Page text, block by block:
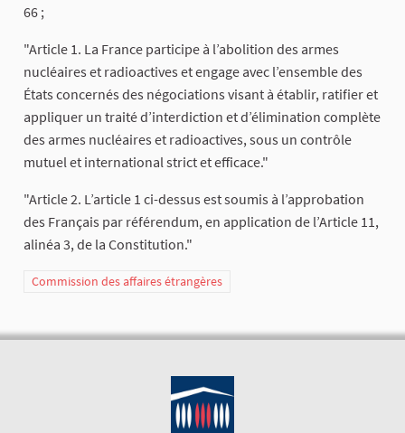
66 ;
"Article 1. La France participe à l’abolition des armes
nucléaires et radioactives et engage avec l’ensemble des
États concernés des négociations visant à établir, ratifier et
appliquer un traité d’interdiction et d’élimination complète
des armes nucléaires et radioactives, sous un contrôle
mutuel et international strict et efficace."
"Article 2. L’article 1 ci-dessus est soumis à l’approbation
des Français par référendum, en application de l’Article 11,
alinéa 3, de la Constitution."
Commission des affaires étrangères